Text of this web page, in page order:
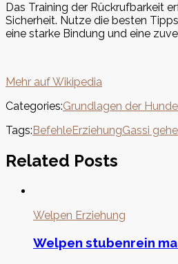
Das Training der Rückrufbarkeit
Sicherheit. Nutze die besten
eine starke Bindung und eine
Mehr auf Wikipedia
Categories:Grundlagen der
Tags: BefehleErziehungGassi
Related Posts
Welpen Erziehung
Welpen stubenrein